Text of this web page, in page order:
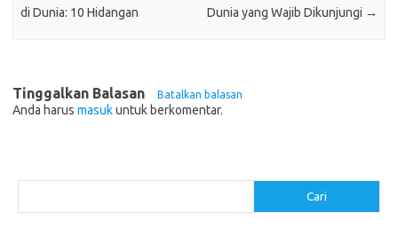
di Dunia: 10 Hidangan
Dunia yang Wajib Dikunjungi →
Tinggalkan Balasan Batalkan balasan
Anda harus masukuntuk berkomentar.
Cari